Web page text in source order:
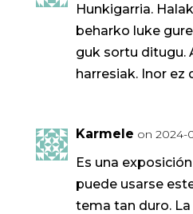
Hunkigarria.
beharko luke
guk sortu ditugu.
harresiak. Inor ez
Karmele on 2024-
Es una
puede usarse
tema tan duro.